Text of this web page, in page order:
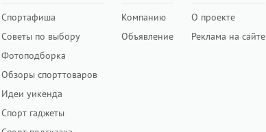
Спортафиша
Советы по выбору
Фотоподборка
Обзоры спорттоваров
Идеи уикенда
Спорт гаджеты
Компанию
Объявление
О проекте
Реклама на сайте